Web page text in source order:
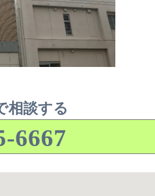
相談する
6667